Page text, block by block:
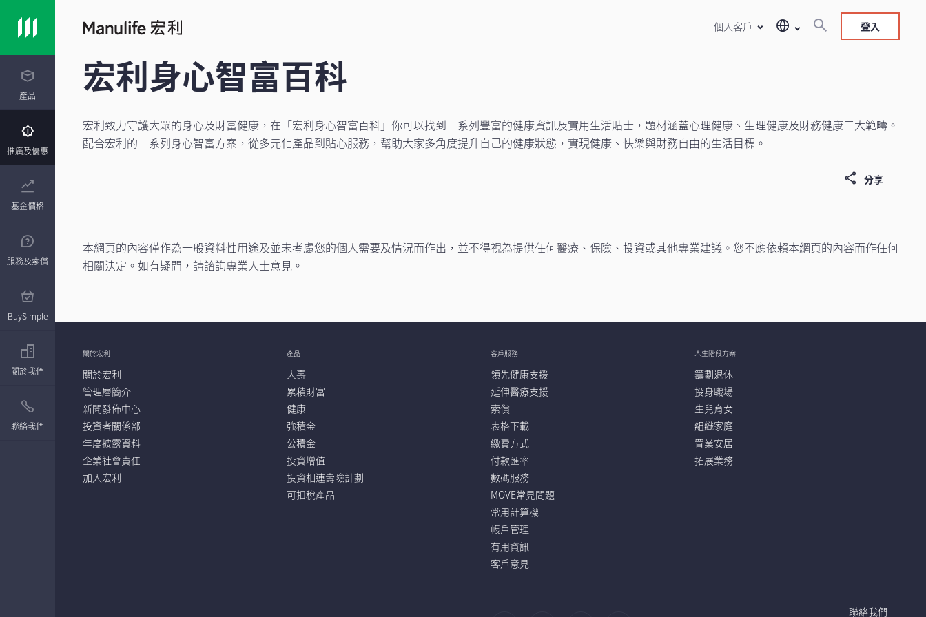
聯絡我們
產品
推廣及優惠
基金價格
服務及索償
BuySimple
關於我們
聯絡我們
個人客戶 登入
宏利身心智富百科
宏利致力守護大眾的身心及財富健康，在「宏利身心智富百科」你可以找到一系列豐富的健康資訊及實用生活貼士，題材涵蓋心理健康、生理健康及財務健康三大範疇。
配合宏利的一系列身心智富方案，從多元化產品到貼心服務，幫助大家多角度提升自己的健康狀態，實現健康、快樂與財務自由的生活目標。
分享
本網頁的內容僅作為一般資料性用途及並未考慮您的個人需要及情況而作出，並不得視為提供任何醫療、保險、投資或其他專業建議。您不應依賴本網頁的內容而作任何
相關決定。如有疑問，請諮詢專業人士意見。
關於宏利
關於宏利
管理層簡介
新聞發佈中心
投資者關係部
年度披露資料
企業社會責任
加入宏利
產品
人壽
累積財富
健康
強積金
公積金
投資增值
投資相連壽險計劃
可扣稅產品
客戶服務
領先健康支援
延伸醫療支援
索償
表格下載
繳費方式
付款匯率
數碼服務
MOVE常見問題
常用計算機
帳戶管理
有用資訊
客戶意見
人生階段方案
籌劃退休
投身職場
生兒育女
組織家庭
置業安居
拓展業務